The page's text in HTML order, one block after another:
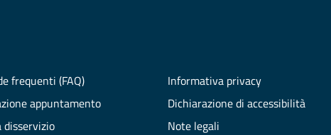
frequenti (FAQ)
appuntamento
disservizio
Informativa privacy
Dichiarazione di accessibilità
Note legali